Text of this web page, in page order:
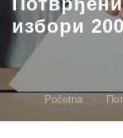
избори
Početna